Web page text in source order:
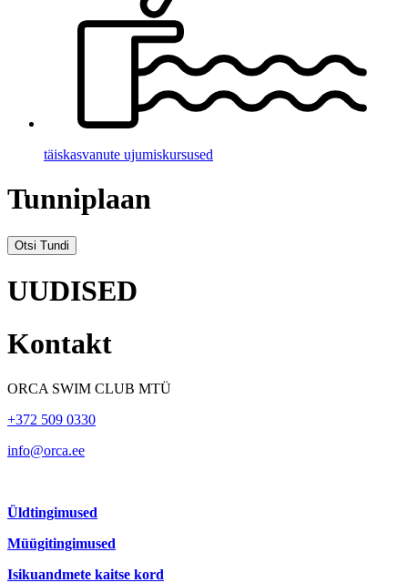
täiskasvanute ujumiskursused
Tunniplaan
Otsi Tundi
UUDISED
Kontakt
ORCA SWIM CLUB MTÜ
+372 509 0330
info@orca.ee
Üldtingimused
Müügitingimused
Isikuandmete kaitse kord